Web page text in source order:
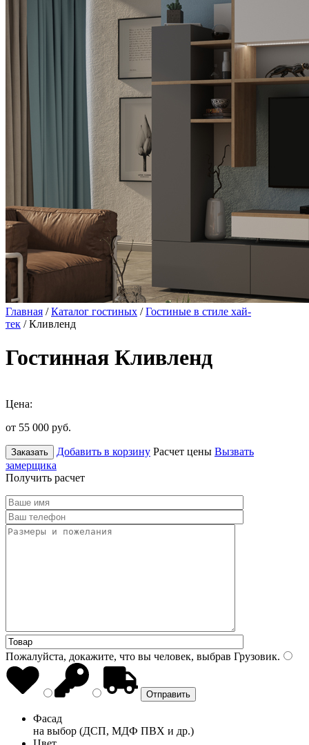
Главная /Каталог гостиных /Гостиные в стиле хай-
тек / Кливленд
Гостинная Кливленд
Цена:
от 55 000 руб.
Заказать Добавить в корзину Расчет цены Вызвать
замерщика
Получить расчет
Пожалуйста, докажите, что вы человек, выбрав Грузовик.
Фасад
на выбор (ДСП, МДФ ПВХ и др.)